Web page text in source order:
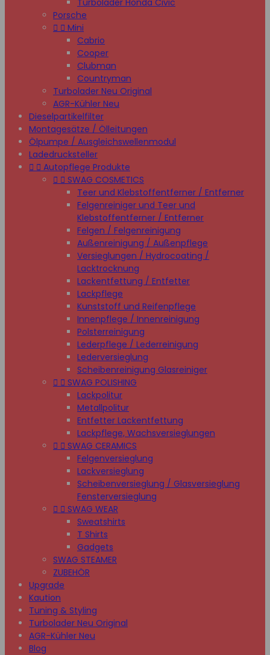
Turbolader Honda Civic
Porsche
  Mini
Cabrio
Cooper
Clubman
Countryman
Turbolader Neu Original
AGR-Kühler Neu
Dieselpartikelfilter
Montagesätze / Ölleitungen
Ölpumpe / Ausgleichswellenmodul
Ladedrucksteller
  Autopflege Produkte
  SWAG COSMETICS
Teer und Klebstoffentferner / Entferner
Felgenreiniger und Teer und
Klebstoffentferner / Entferner
Felgen / Felgenreinigung
Außenreinigung / Außenpflege
Versieglungen / Hydrocoating /
Lacktrocknung
Lackentfettung / Entfetter
Lackpflege
Kunststoff und Reifenpflege
Innenpflege / Innenreinigung
Polsterreinigung
Lederpflege / Lederreinigung
Lederversieglung
Scheibenreinigung Glasreiniger
  SWAG POLISHING
Lackpolitur
Metallpolitur
Entfetter Lackentfettung
Lackpflege, Wachsversieglungen
  SWAG CERAMICS
Felgenversieglung
Lackversieglung
Scheibenversieglung / Glasversieglung
Fensterversieglung
  SWAG WEAR
Sweatshirts
T Shirts
Gadgets
SWAG STEAMER
ZUBEHÖR
Upgrade
Kaution
Tuning & Styling
Turbolader Neu Original
AGR-Kühler Neu
Blog